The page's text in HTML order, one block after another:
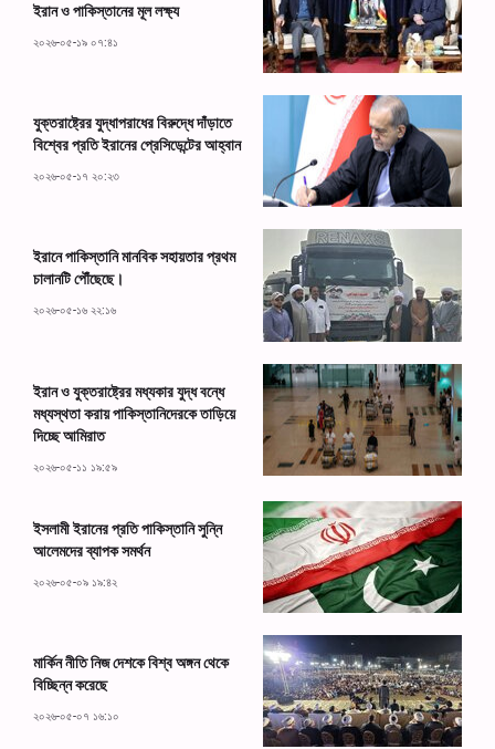
ইরান ও পাকিস্তানের মূল লক্ষ্য
২০২৬-০৫-১৯ ০৭:৪১
যুক্তরাষ্ট্রের যুদ্ধাপরাধের বিরুদ্ধে দাঁড়াতে
বিশ্বের প্রতি ইরানের প্রেসিডেন্টের আহ্বান
২০২৬-০৫-১৭ ২০:২৩
ইরানে পাকিস্তানি মানবিক সহায়তার প্রথম
চালানটি পৌঁছেছে।
২০২৬-০৫-১৬ ২২:১৬
ইরান ও যুক্তরাষ্ট্রের মধ্যকার যুদ্ধ বন্ধে
মধ্যস্থতা করায় পাকিস্তানিদেরকে তাড়িয়ে
দিচ্ছে আমিরাত
২০২৬-০৫-১১ ১৯:৫৯
ইসলামী ইরানের প্রতি পাকিস্তানি সুন্নি
আলেমদের ব্যাপক সমর্থন
২০২৬-০৫-০৯ ১৯:৪২
মার্কিন নীতি নিজ দেশকে বিশ্ব অঙ্গন থেকে
বিচ্ছিন্ন করেছে
২০২৬-০৫-০৭ ১৬:১০